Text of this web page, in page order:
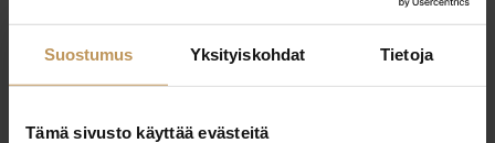
Suostumus Yksityiskohdat Tietoja
Tämä sivusto käyttää evästeitä